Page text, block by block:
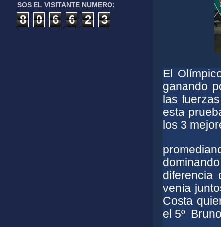
El
ganando
las
esta
los 3
p
diferencia
venía
Costa
el 5º
SOS EL VISITANTE NUMERO:
8 0 6 6 2 3